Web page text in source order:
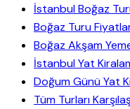
İstanbul Boğaz
Boğaz Turu
Boğaz Akşam
İstanbul Yat
Doğum Günü Yat
Tüm Turları